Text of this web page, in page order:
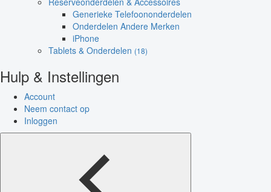
Generieke Telefoononderdelen
Onderdelen Andere Merken
iPhone
Tablets & Onderdelen (18)
Hulp & Instellingen
Account
Neem contact op
Inloggen